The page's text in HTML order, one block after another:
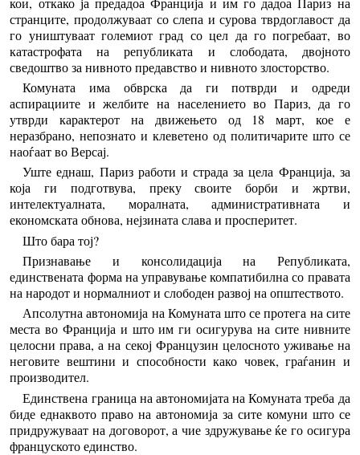
странците, продолжуваат со слепа и сурова тврдоглавост да
го уништуваат големиот град со цел да го погребаат, во
катастрофата на републиката и слободата, двојното
сведоштво за нивното предавство и нивното злосторство.
Комуната има обврска да ги потврди и одреди
аспирациите и желбите на населението во Париз, да го
утврди карактерот на движењето од 18 март, кое е
неразбрано, непознато и клеветено од политичарите што се
наоѓаат во Версај.
Уште еднаш, Париз работи и страда за цела Франција, за
која ги подготвува, преку своите борби и жртви,
интелектуалната, моралната, административната и
економската обнова, нејзината слава и просперитет.
Што бара тој?
Признавање и консолидација на Републиката,
единствената форма на управување компатибилна со правата
на народот и нормалниот и слободен развој на општеството.
Апсолутна автономија на Комуната што се протега на сите
места во Франција и што им ги осигурува на сите нивните
целосни права, а на секој Французин целосното уживање на
неговите вештини и способности како човек, граѓанин и
производител.
Единствена граница на автономијата на Комуната треба да
биде еднаквото право на автономија за сите комуни што се
придружуваат на договорот, а чие здружување ќе го осигура
француското единство.